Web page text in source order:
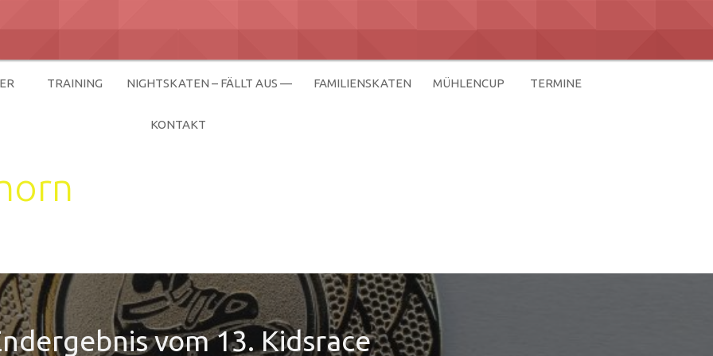
TRAINING NIGHTSKATEN – FÄLLT AUS — FAMILIENSKATEN MÜHLENCUP TERMINE
KONTAKT
vom 13. Kidsrace